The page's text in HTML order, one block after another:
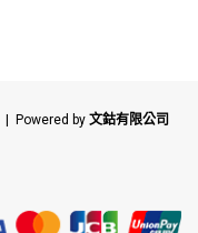
| Powered by 文鈷有限公司